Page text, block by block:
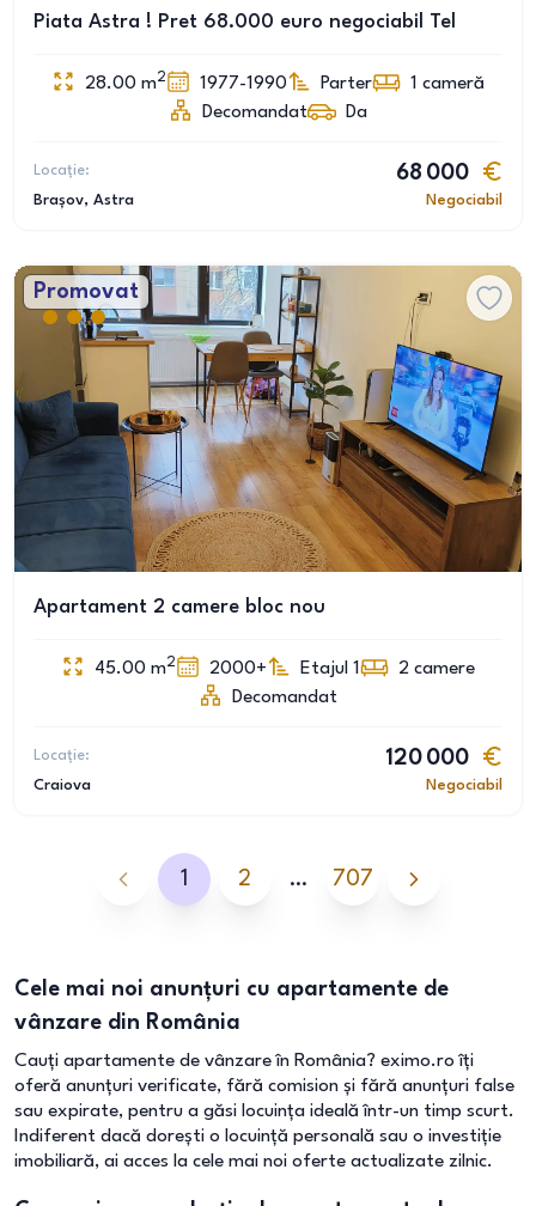
Piata Astra ! Pret 68.000 euro negociabil Tel
28.00 m2 1977-1990 Parter 1 cameră
Decomandat
Da
Locație:
Brașov, Astra
68 000
Negociabil
Promovat
Apartament 2 camere bloc nou
45.00 m2 2000+ Etajul 1 2 camere
Decomandat
Locație:
Craiova
120 000
Negociabil
1 2 … 707
Cele mai noi anunțuri cu apartamente de
vânzare din România
Cauți apartamente de vânzare în România? eximo.ro îți
oferă anunțuri verificate, fără comision și fără anunțuri false
sau expirate, pentru a găsi locuința ideală într-un timp scurt.
Indiferent dacă dorești o locuință personală sau o investiție
imobiliară, ai acces la cele mai noi oferte actualizate zilnic.